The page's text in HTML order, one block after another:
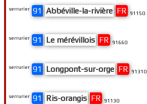
serrurier 91 Ris-orangis FR 91130
serrurier 91 Longpont-sur-orge FR 91310
serrurier 91 Le mérévillois FR 91660
serrurier 91 Abbéville-la-rivière FR 91150